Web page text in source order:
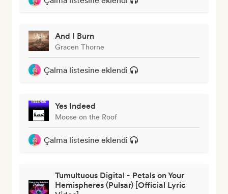
And I Burn
Gracen Thorne
Çalma listesine eklendi
Yes Indeed
Moose on the Roof
Çalma listesine eklendi
Tumultuous Digital - Petals on Your
Hemispheres (Pulsar) [Official Lyric